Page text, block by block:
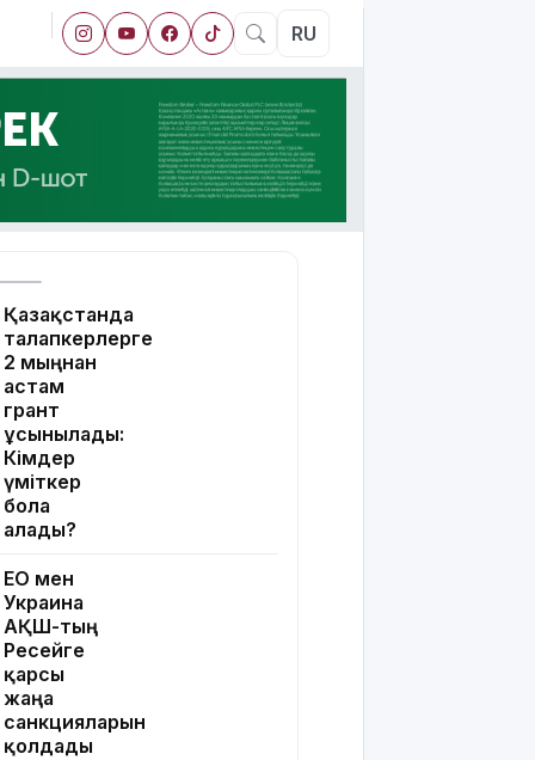
RU
Қазақстанда
талапкерлерге
2 мыңнан
астам
грант
ұсынылады:
Кімдер
үміткер
бола
алады?
ЕО мен
Украина
АҚШ-тың
Ресейге
қарсы
жаңа
санкцияларын
қолдады